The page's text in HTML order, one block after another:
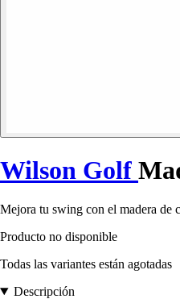
Wilson Golf
Mejora tu swing con el madera de
Producto no disponible
Todas las variantes están agotadas
Descripción